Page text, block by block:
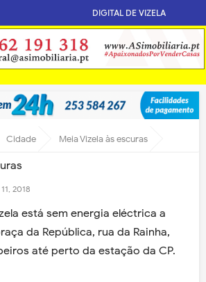
DIGITAL DE VIZELA
Cidade Meia Vizela às escuras
2018
está sem energia eléctrica a
da República, rua da Rainha,
até perto da estação da CP.